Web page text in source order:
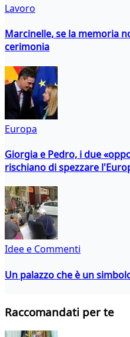
Lavoro
Marcinelle, se la memoria
cerimonia
Europa
Giorgia e Pedro, i due
rischiano di spezzare
Idee e Commenti
Un palazzo che è un
Raccomandati per te